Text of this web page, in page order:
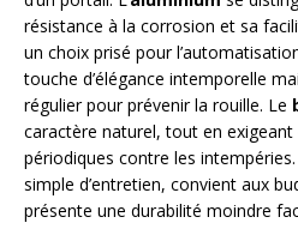
résistance à la corrosion et sa
un choix prisé pour
touche d’élégance intemporelle
régulier pour prévenir la rouille. Le
caractère naturel, tout en
périodiques contre les
simple d’entretien, convient aux
présente une durabilité moindre